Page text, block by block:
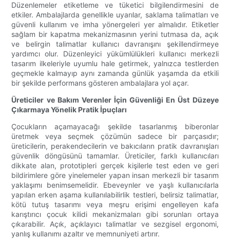
Düzenlemeler etiketleme ve tüketici bilgilendirmesini de
etkiler. Ambalajlarda genellikle uyarılar, saklama talimatları ve
güvenli kullanım ve imha yönergeleri yer almalıdır. Etiketler
sağlam bir kapatma mekanizmasının yerini tutmasa da, açık
ve belirgin talimatlar kullanıcı davranışını şekillendirmeye
yardımcı olur. Düzenleyici yükümlülükleri kullanıcı merkezli
tasarım ilkeleriyle uyumlu hale getirmek, yalnızca testlerden
geçmekle kalmayıp aynı zamanda günlük yaşamda da etkili
bir şekilde performans gösteren ambalajlara yol açar.
Üreticiler ve Bakım Verenler İçin Güvenliği En Üst Düzeye
Çıkarmaya Yönelik Pratik İpuçları
Çocukların açamayacağı şekilde tasarlanmış biberonlar
üretmek veya seçmek çözümün sadece bir parçasıdır;
üreticilerin, perakendecilerin ve bakıcıların pratik davranışları
güvenlik döngüsünü tamamlar. Üreticiler, farklı kullanıcıları
dikkate alan, prototipleri gerçek kişilerle test eden ve geri
bildirimlere göre yinelemeler yapan insan merkezli bir tasarım
yaklaşımı benimsemelidir. Ebeveynler ve yaşlı kullanıcılarla
yapılan erken aşama kullanılabilirlik testleri, belirsiz talimatlar,
kötü tutuş tasarımı veya meşru erişimi engelleyen kafa
karıştırıcı çocuk kilidi mekanizmaları gibi sorunları ortaya
çıkarabilir. Açık, açıklayıcı talimatlar ve sezgisel ergonomi,
yanlış kullanımı azaltır ve memnuniyeti artırır.